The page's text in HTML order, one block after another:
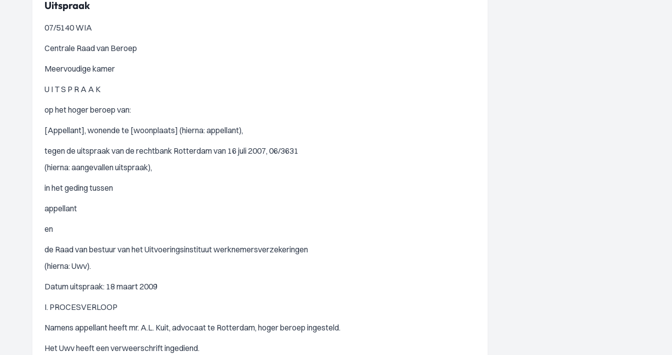
Uitspraak
07/5140 WIA
Centrale Raad van Beroep
Meervoudige kamer
U I T S P R A A K
op het hoger beroep van:
[Appellant], wonende te [woonplaats] (hierna: appellant),
tegen de uitspraak van de rechtbank Rotterdam van 16 juli 2007, 06/3631
(hierna: aangevallen uitspraak),
in het geding tussen
appellant
en
de Raad van bestuur van het Uitvoeringsinstituut werknemersverzekeringen
(hierna: Uwv).
Datum uitspraak: 18 maart 2009
I. PROCESVERLOOP
Namens appellant heeft mr. A.L. Kuit, advocaat te Rotterdam, hoger beroep ingesteld.
Het Uwv heeft een verweerschrift ingediend.